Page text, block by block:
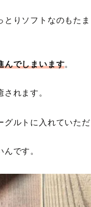
りソフトなのもたま
んでしまいます。
れます。
グルトに入れていただ
です。